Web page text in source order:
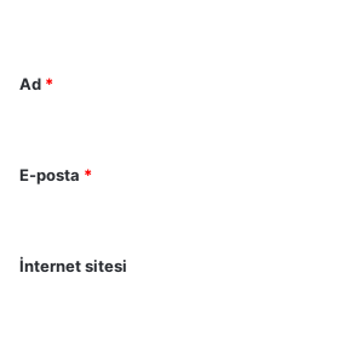
Ad *
E-posta *
İnternet sitesi